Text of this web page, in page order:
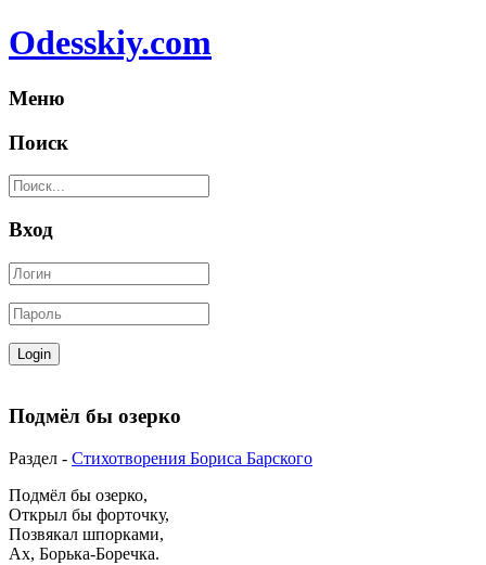
Odesskiy.com
Меню
Поиск
Вход
Подмёл бы озерко
Раздел - Стихотворения Бориса Барского
Подмёл бы озерко,
Открыл бы форточку,
Позвякал шпорками,
Ах, Борька-Боречка.